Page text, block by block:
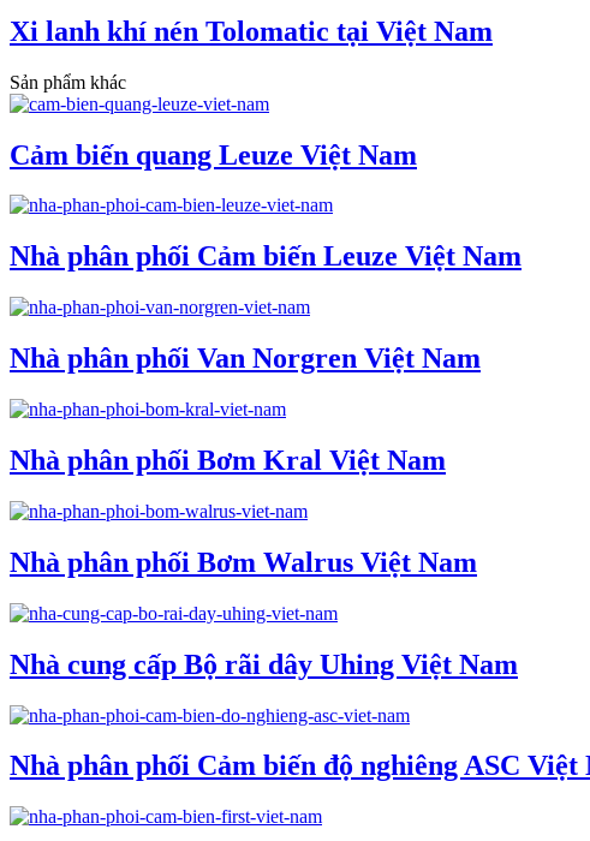
Xi lanh khí nén Tolomatic tại Việt Nam
Sản phẩm khác
Cảm biến quang Leuze Việt Nam
Nhà phân phối Cảm biến Leuze Việt Nam
Nhà phân phối Van Norgren Việt Nam
Nhà phân phối Bơm Kral Việt Nam
Nhà phân phối Bơm Walrus Việt Nam
Nhà cung cấp Bộ rãi dây Uhing Việt Nam
Nhà phân phối Cảm biến độ nghiêng ASC Việt